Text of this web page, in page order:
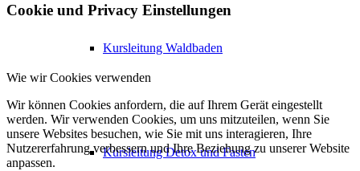
Kursleitung Waldbaden
Kursleitung Detox und Fasten
Cookie und Privacy Einstellungen
Wie wir Cookies verwenden
Wir können Cookies anfordern, die auf Ihrem Gerät eingestellt
werden. Wir verwenden Cookies, um uns mitzuteilen, wenn Sie
unsere Websites besuchen, wie Sie mit uns interagieren, Ihre
Nutzererfahrung verbessern und Ihre Beziehung zu unserer Website
anpassen.